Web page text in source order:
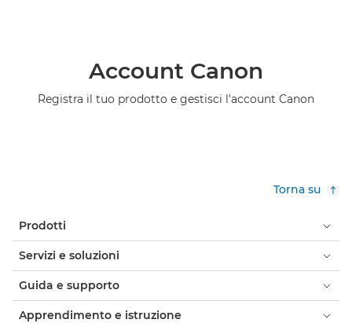
Account Canon
Registra il tuo prodotto e gestisci l'account Canon
Torna su
Prodotti
Servizi e soluzioni
Guida e supporto
Apprendimento e istruzione